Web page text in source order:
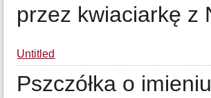
przez kwiaciarkę z
Untitled
Pszczółka o